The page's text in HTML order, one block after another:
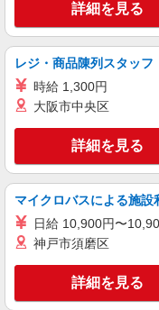
株式会社シエロ
スマ
月
る） ※
算・
10h/
援金
ブあり
○。・
給(規定有) お友達を紹介頂くと
給(規
キープ
紹介予定派遣
株式会社シエロ
【楽
販売
ンセ
★交通費別
+゜・
広
詳細を見る
レジ・商品陳列スタッフ
時給 1,300円
大阪市中央区
詳細を見る
マイクロバスによる施
日給 10,900円〜
神戸市須磨区
詳細を見る